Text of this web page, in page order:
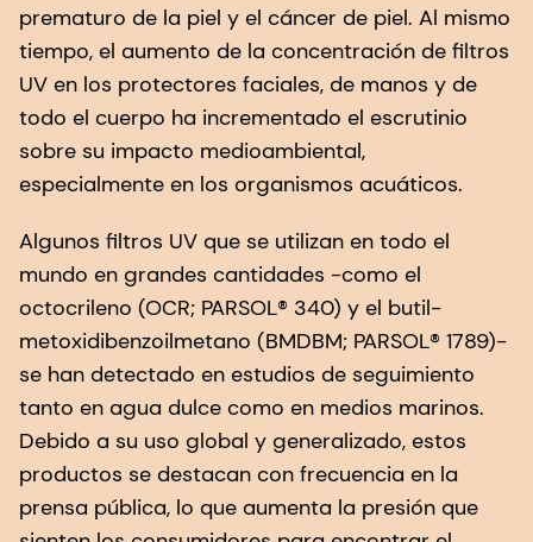
prematuro de la piel y el cáncer de piel. Al mismo
tiempo, el aumento de la concentración de filtros
UV en los protectores faciales, de manos y de
todo el cuerpo ha incrementado el escrutinio
sobre su impacto medioambiental,
especialmente en los organismos acuáticos.
Algunos filtros UV que se utilizan en todo el
mundo en grandes cantidades -como el
octocrileno (OCR; PARSOL® 340) y el butil-
metoxidibenzoilmetano (BMDBM; PARSOL® 1789)-
se han detectado en estudios de seguimiento
tanto en agua dulce como en medios marinos.
Debido a su uso global y generalizado, estos
productos se destacan con frecuencia en la
prensa pública, lo que aumenta la presión que